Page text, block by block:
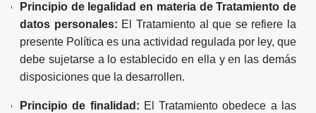
Principio de legalidad en materia de Tratamiento de
datos personales: El Tratamiento al que se refiere la
presente Política es una actividad regulada por ley, que
debe sujetarse a lo establecido en ella y en las demás
disposiciones que la desarrollen.
Principio de finalidad: El Tratamiento obedece a las